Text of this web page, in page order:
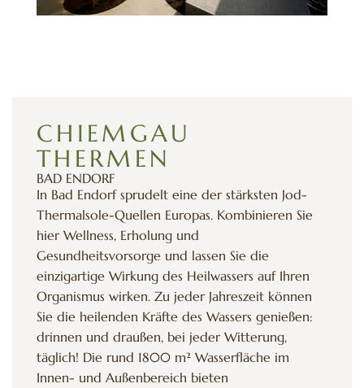
CHIEMGAU
THERMEN
BAD ENDORF
In Bad Endorf sprudelt eine der stärksten Jod-
Thermalsole-Quellen Europas. Kombinieren Sie
hier Wellness, Erholung und
Gesundheitsvorsorge und lassen Sie die
einzigartige Wirkung des Heilwassers auf Ihren
Organismus wirken. Zu jeder Jahreszeit können
Sie die heilenden Kräfte des Wassers genießen:
drinnen und draußen, bei jeder Witterung,
täglich! Die rund 1800 m² Wasserfläche im
Innen- und Außenbereich bieten